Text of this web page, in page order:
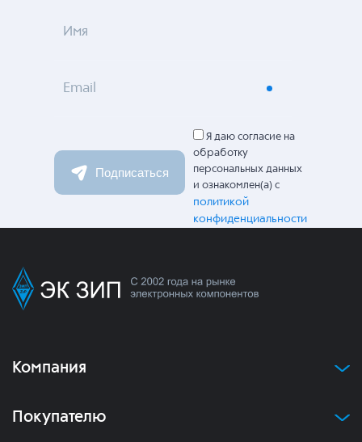
Имя
Email
Подписаться
Я даю согласие на
обработку
персональных данных
и ознакомлен(а) с
политикой
конфиденциальности
Компания
Покупателю